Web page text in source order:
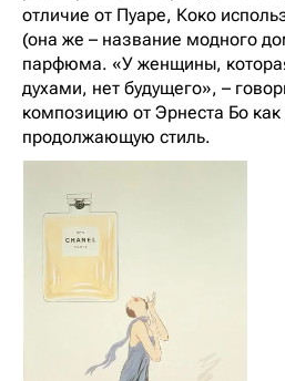
отличие от Пуаре, Коко
(она же – название модного
парфюма. «У женщины,
духами, нет будущего», –
композицию от Эрнеста Бо как
продолжающую стиль.